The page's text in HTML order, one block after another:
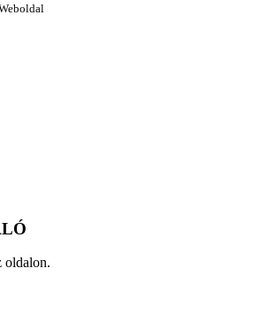
oldalon.